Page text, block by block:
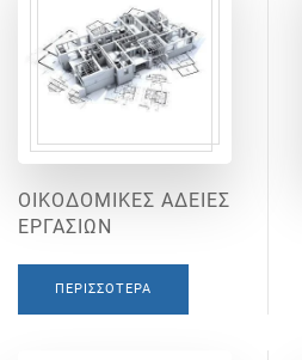
ΟΙΚΟΔΟΜΙΚΕΣ ΑΔΕΙΕΣ
ΕΡΓΑΣΙΩΝ
ΠΕΡΙΣΣΌΤΕΡΑ